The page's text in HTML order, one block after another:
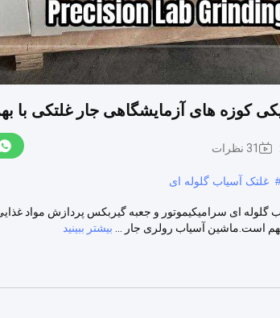
کوزه های آزمایشگاهی جار غلتکی با
31 نظرات
غلتک آسیاب گلوله ای
ای سرامیکیموتور و جعبه گیربکس پردازش مواد
است.ماشین آسیاب رولری جار ...
بیشتر ببینید